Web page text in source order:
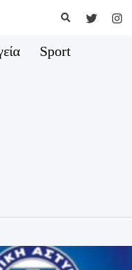
Αναζήτηση
Sport